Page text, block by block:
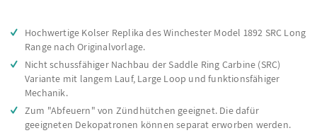
Hochwertige Kolser Replika des Winchester Model 1892 SRC Long
Range nach Originalvorlage.
Nicht schussfähiger Nachbau der Saddle Ring Carbine (SRC)
Variante mit langem Lauf, Large Loop und funktionsfähiger
Mechanik.
Zum "Abfeuern" von Zündhütchen geeignet. Die dafür
geeigneten Dekopatronen können separat erworben werden.